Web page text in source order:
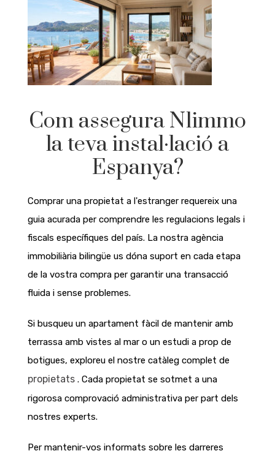
Com assegura N1immo
la teva instal·lació a
Espanya?
Comprar una propietat a l'estranger requereix una
guia acurada per comprendre les regulacions legals i
fiscals específiques del país. La nostra agència
immobiliària bilingüe us dóna suport en cada etapa
de la vostra compra per garantir una transacció
fluida i sense problemes.
Si busqueu un apartament fàcil de mantenir amb
terrassa amb vistes al mar o un estudi a prop de
botigues, exploreu el nostre catàleg complet de
propietats . Cada propietat se sotmet a una
rigorosa comprovació administrativa per part dels
nostres experts.
Per mantenir-vos informats sobre les darreres